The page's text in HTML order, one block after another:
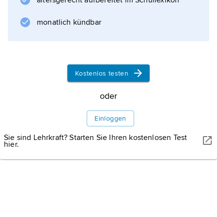
Vollpipetten
monatlich kündbar
Kostenlos testen
oder
Einloggen
Sie sind Lehrkraft? Starten Sie Ihren kostenlosen Test
hier.